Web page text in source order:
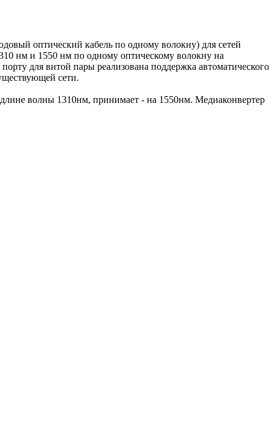
оптический кабель по одному волокну) для сетей
нм и 1550 нм по одному оптическому волокну на
для витой пары реализована поддержка автоматического
сети.
волны 1310нм, принимает - на 1550нм. Медиаконвертер